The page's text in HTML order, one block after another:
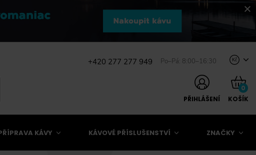
+420 277 277 949 Po–Pá: 8:00–16:30 Kč
PŘIHLÁŠENÍ
0
KOŠÍK
KÁVY KÁVOVÉ PŘÍSLUŠENSTVÍ ZNAČKY